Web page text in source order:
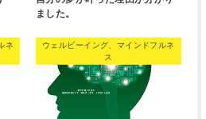
ました。
ネ
ウェルビーイング、マインドフルネ
ス